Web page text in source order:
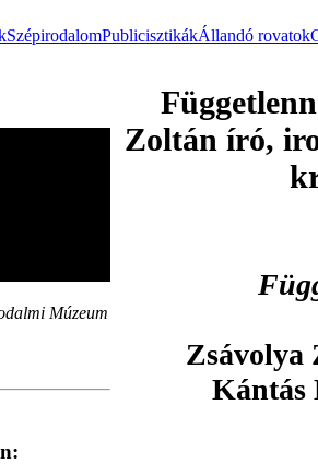
SzépirodalomPublicisztikákÁllandó rovatok
Múzeum
Zoltán író,
Zsávolya
Kántás